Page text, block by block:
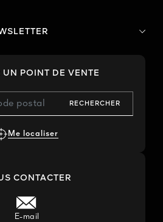
UN POINT DE VENTE
RECHERCHER
Me localiser
CONTACTER
E-mail